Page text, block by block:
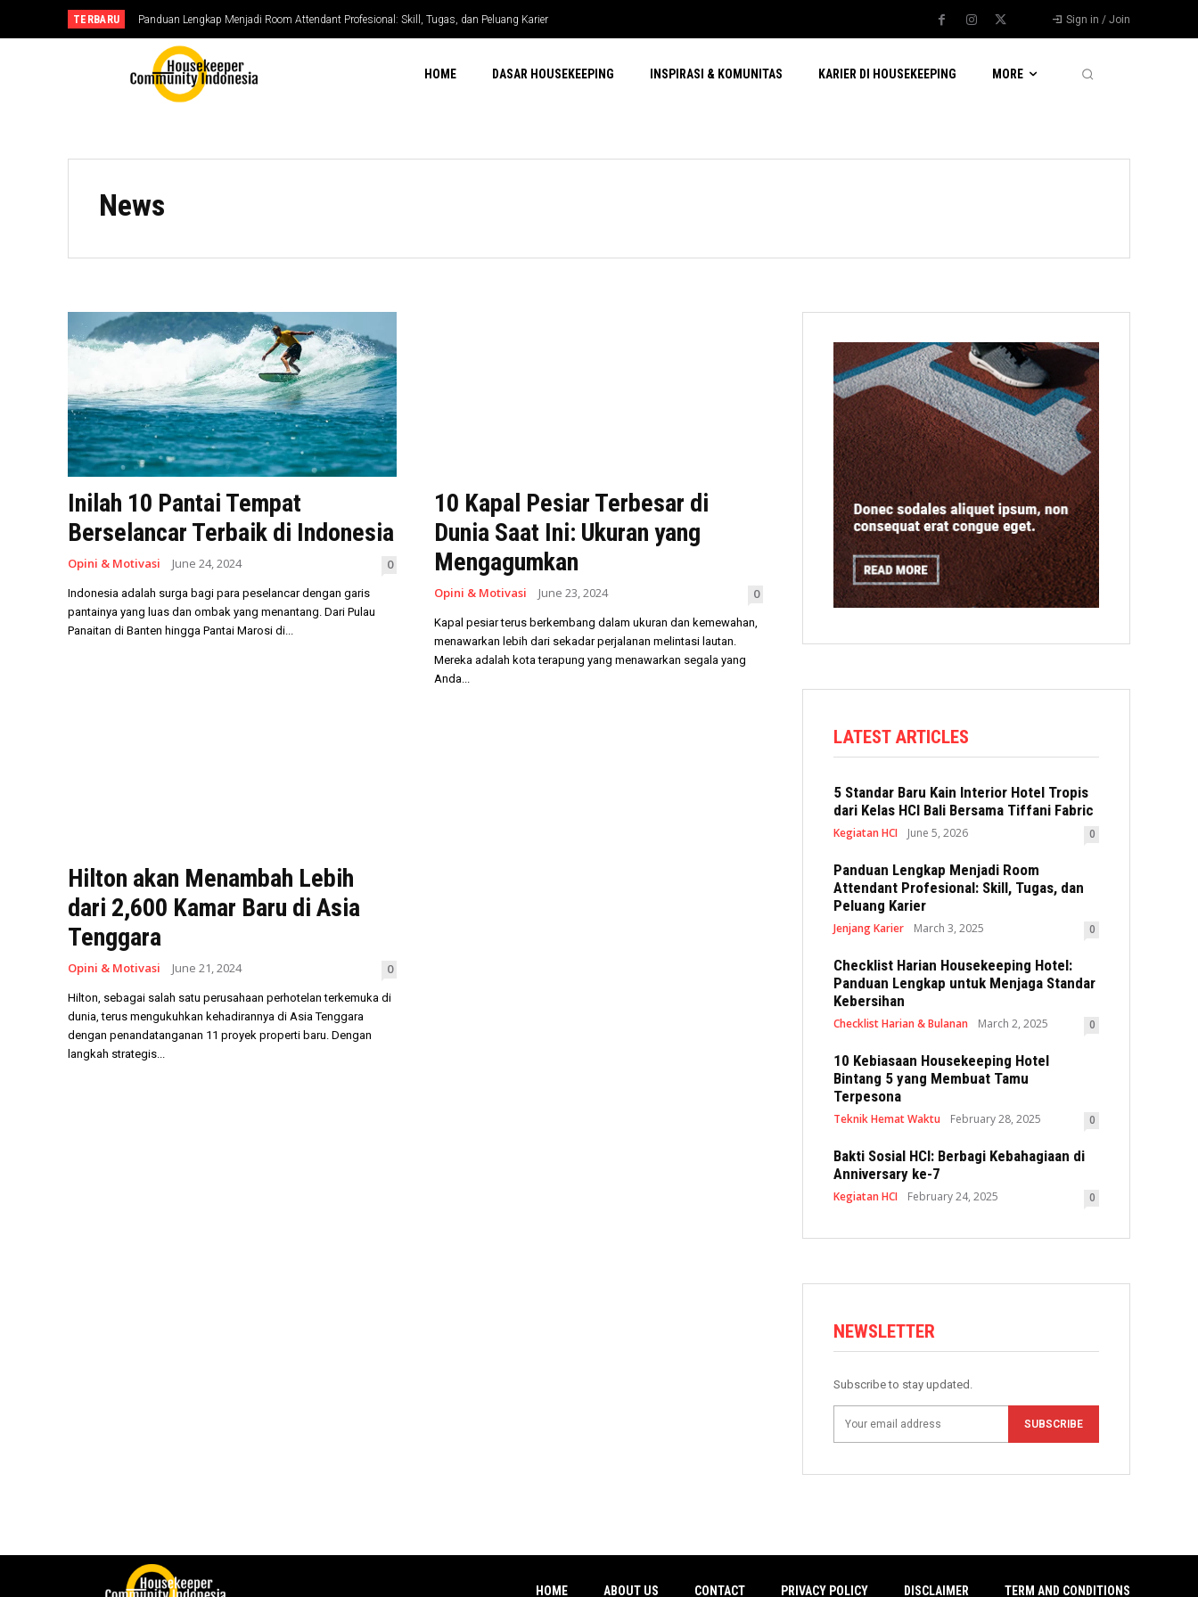
TERBARU Panduan Lengkap Menjadi Room Attendant Profesional: Skill, Tugas, dan Peluang Karier Sign in / Join
HOME DASAR HOUSEKEEPING INSPIRASI & KOMUNITAS KARIER DI HOUSEKEEPING MORE
News
Inilah 10 Pantai Tempat
Berselancar Terbaik di Indonesia
Opini & Motivasi June 24, 2024 0
Indonesia adalah surga bagi para peselancar dengan garis
pantainya yang luas dan ombak yang menantang. Dari Pulau
Panaitan di Banten hingga Pantai Marosi di...
10 Kapal Pesiar Terbesar di
Dunia Saat Ini: Ukuran yang
Mengagumkan
Opini & Motivasi June 23, 2024 0
Kapal pesiar terus berkembang dalam ukuran dan kemewahan,
menawarkan lebih dari sekadar perjalanan melintasi lautan.
Mereka adalah kota terapung yang menawarkan segala yang
Anda...
Hilton akan Menambah Lebih
dari 2,600 Kamar Baru di Asia
Tenggara
Opini & Motivasi June 21, 2024 0
Hilton, sebagai salah satu perusahaan perhotelan terkemuka di
dunia, terus mengukuhkan kehadirannya di Asia Tenggara
dengan penandatanganan 11 proyek properti baru. Dengan
langkah strategis...
LATEST ARTICLES
5 Standar Baru Kain Interior Hotel Tropis
dari Kelas HCI Bali Bersama Tiffani Fabric
Kegiatan HCI June 5, 2026 0
Panduan Lengkap Menjadi Room
Attendant Profesional: Skill, Tugas, dan
Peluang Karier
Jenjang Karier March 3, 2025 0
Checklist Harian Housekeeping Hotel:
Panduan Lengkap untuk Menjaga Standar
Kebersihan
Checklist Harian & Bulanan March 2, 2025 0
10 Kebiasaan Housekeeping Hotel
Bintang 5 yang Membuat Tamu
Terpesona
Teknik Hemat Waktu February 28, 2025 0
Bakti Sosial HCI: Berbagi Kebahagiaan di
Anniversary ke-7
Kegiatan HCI February 24, 2025 0
NEWSLETTER
Subscribe to stay updated.
SUBSCRIBE
HOME ABOUT US CONTACT PRIVACY POLICY DISCLAIMER TERM AND CONDITIONS